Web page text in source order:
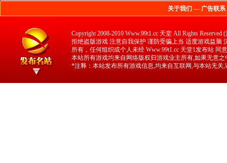
关于我们 — 广告联系
Copyright 2008-2010 Www.99t1.cc 天堂 All Rights
拒绝盗版游戏 注意自我保护 谨防受骗上当 适度游戏益脑
所有，任何组织或个人未经 Www.99t1.cc 天堂1发布站 同
本站所有游戏均来自网络版权归游戏业主所有,如果无意
*注释：本站发布所有游戏信息,均来自互联网,与本站无